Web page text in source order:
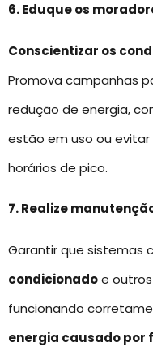
6. Eduque os
Conscientizar os
Promova campanhas
redução de energia,
estão em uso ou
horários de pico.
7. Realize
Garantir que sistemas
condicionadoe
funcionando
energia causado por